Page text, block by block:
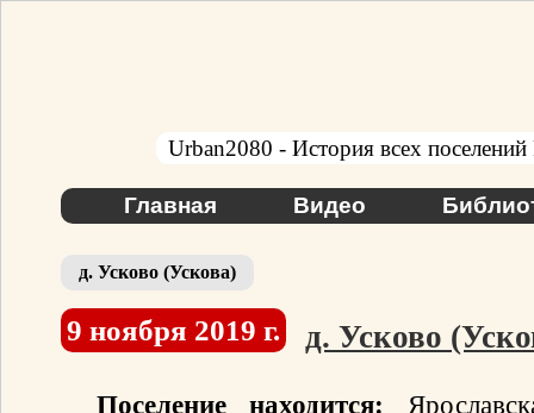
Urban2080 - История всех поселений
Главная Видео
д. Усково (Ускова)
9 ноября 2019 г. д. Усково
Поселение находится: